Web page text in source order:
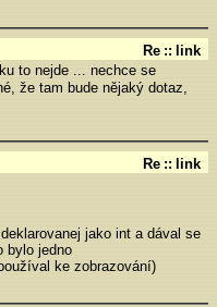
Re :: link
to nejde ... nechce se
že tam bude nějaký dotaz,
Re :: link
jako int a dával se
bylo jedno
ke zobrazování)